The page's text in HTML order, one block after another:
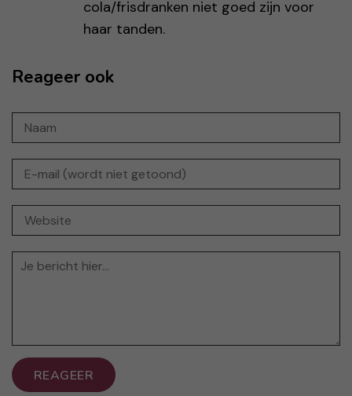
cola/frisdranken niet goed zijn voor
haar tanden.
Reageer ook
REAGEER